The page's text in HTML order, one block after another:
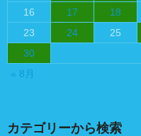
16
17 18
23
24 25
30
« 8月
カテゴリーから検索